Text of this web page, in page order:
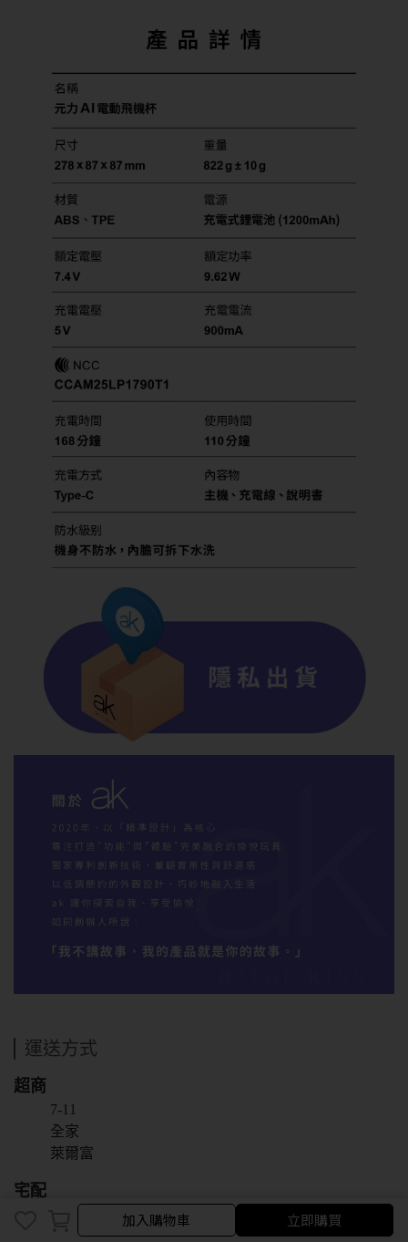
加入購物車 立即購買
運送方式
超商
7-11
全家
萊爾富
宅配
新竹物流